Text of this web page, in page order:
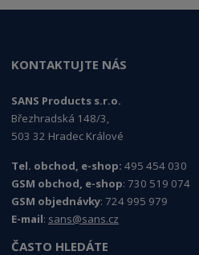
KONTAKTUJTE NÁS
SANS Products s.r.o.
Březhradská 148/3,
503 32 Hradec Králové
Tel. obchod, e-shop: 495 454 030
GSM obchod, e-shop: 730 519 074
GSM objednávky: 724 995 979
E-mail: sans@sans.cz
ČASTO HLEDÁTE